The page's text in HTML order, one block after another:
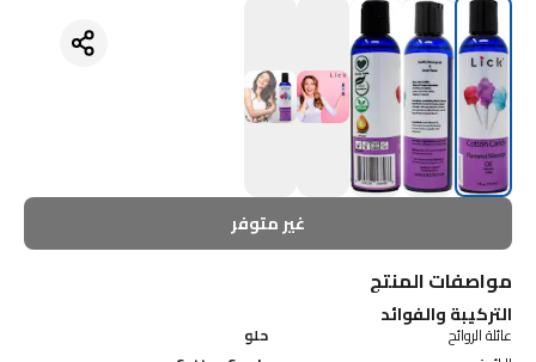
غير متوفر
مواصفات المنتج
التركيبة والفوائد
عائلة الروائح
حلو